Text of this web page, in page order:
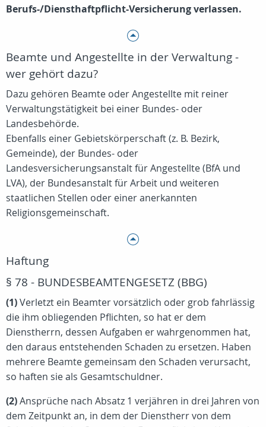
Berufs-/Diensthaftpflicht-Versicherung verlassen.
Beamte und Angestellte in der Verwaltung -
wer gehört dazu?
Dazu gehören Beamte oder Angestellte mit reiner
Verwaltungstätigkeit bei einer Bundes- oder
Landesbehörde.
Ebenfalls einer Gebietskörperschaft (z. B. Bezirk,
Gemeinde), der Bundes- oder
Landesversicherungsanstalt für Angestellte (BfA und
LVA), der Bundesanstalt für Arbeit und weiteren
staatlichen Stellen oder einer anerkannten
Religionsgemeinschaft.
Haftung
§ 78 - BUNDESBEAMTENGESETZ (BBG)
(1)Verletzt ein Beamter vorsätzlich oder grob fahrlässig
die ihm obliegenden Pflichten, so hat er dem
Dienstherrn, dessen Aufgaben er wahrgenommen hat,
den daraus entstehenden Schaden zu ersetzen. Haben
mehrere Beamte gemeinsam den Schaden verursacht,
so haften sie als Gesamtschuldner.
(2)Ansprüche nach Absatz 1 verjähren in drei Jahren von
dem Zeitpunkt an, in dem der Dienstherr von dem